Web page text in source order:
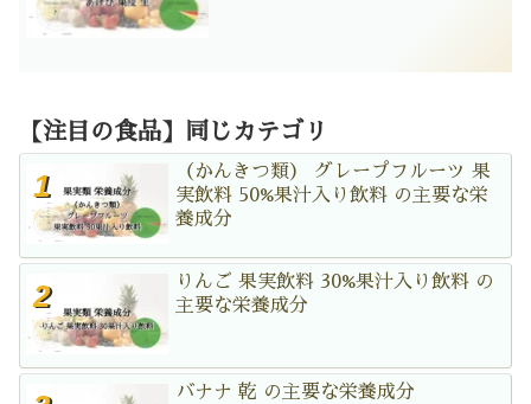
【注目の食品】同じカテゴリ
（かんきつ類） グレープフルーツ 果
実飲料 50%果汁入り飲料 の主要な栄
養成分
りんご 果実飲料 30%果汁入り飲料 の
主要な栄養成分
バナナ 乾 の主要な栄養成分